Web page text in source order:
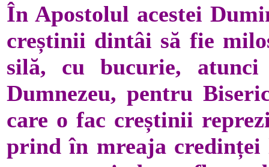
În Apostolul acestei
creștinii dintâi să fie
silă, cu bucurie,
Dumnezeu, pentru
care o fac creștinii
prind în mreaja credinței